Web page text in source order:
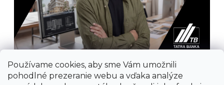
Používame cookies, aby sme Vám umožnili
pohodlné prezeranie webu a vďaka analýze